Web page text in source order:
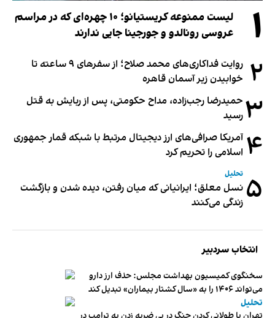
۱
لیست ممنوعه کریستیانو؛ ۱۰ چهره‌ای که در مراسم
عروسی رونالدو و جورجینا جایی ندارند
۲
روایت فداکاری‌های محمد صلاح؛ از سفرهای ۹ ساعته تا
خوابیدن زیر آسمان قاهره
۳ حمیدرضا رجب‌زاده، مداح حکومتی، پس از ربایش به قتل
رسید
۴ آمریکا صرافی‌های ارز دیجیتال مرتبط با شبکه قمار جمهوری
اسلامی را تحریم کرد
۵ تحلیل
نسل معلق؛ ایرانیانی که میان رفتن، دیده شدن و بازگشت
زندگی می‌کنند
انتخاب سردبیر
سخنگوی کمیسیون بهداشت مجلس: حذف ارز دارو
می‌تواند ۱۴۰۶ را به «سال کشتار بیماران» تبدیل کند
تحلیل